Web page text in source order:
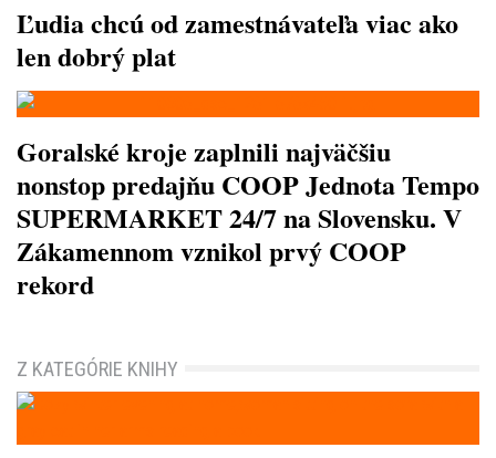
Ľudia chcú od zamestnávateľa viac ako
len dobrý plat
Goralské kroje zaplnili najväčšiu
nonstop predajňu COOP Jednota Tempo
SUPERMARKET 24/7 na Slovensku. V
Zákamennom vznikol prvý COOP
rekord
Z KATEGÓRIE KNIHY